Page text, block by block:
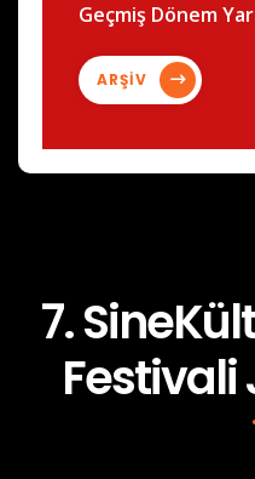
Geçmiş Dönem
ARŞİV
7.
Festivali